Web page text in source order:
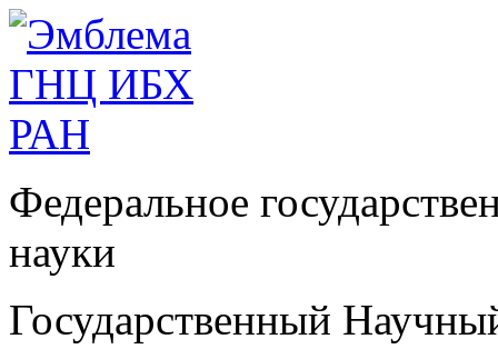
Федеральное
науки
Государственный